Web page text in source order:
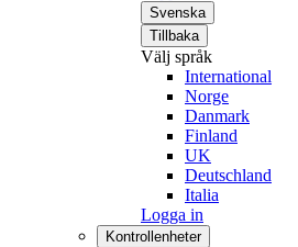
Svenska
Tillbaka
Välj språk
International
Norge
Danmark
Finland
UK
Deutschland
Italia
Logga in
Kontrollenheter